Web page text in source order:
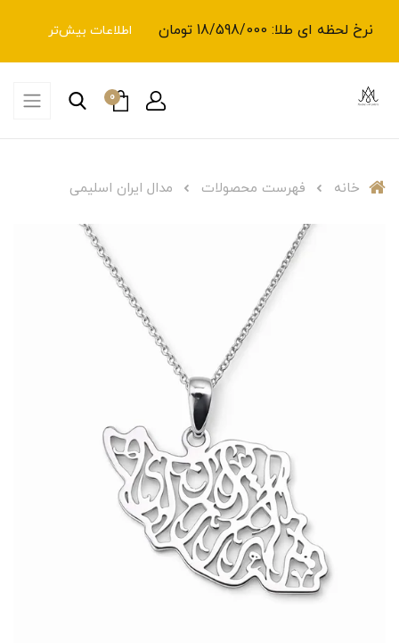
نرخ لحظه ای طلا: 18/598/000 تومان اطلاعات بیش‌تر
0
خانه فهرست محصولات مدال ایران اسلیمی